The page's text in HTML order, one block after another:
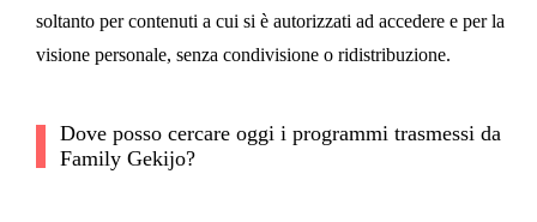
soltanto per contenuti a cui si è autorizzati ad accedere e per la
visione personale, senza condivisione o ridistribuzione.
Dove posso cercare oggi i programmi trasmessi da
Family Gekijo?